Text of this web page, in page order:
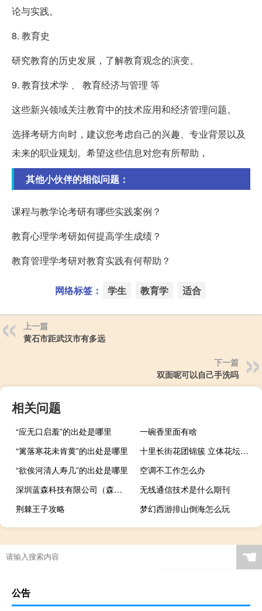
论与实践。
8. 教育史
研究教育的历史发展，了解教育观念的演变。
9. 教育技术学 、 教育经济与管理 等
这些新兴领域关注教育中的技术应用和经济管理问题。
选择考研方向时，建议您考虑自己的兴趣、专业背景以及
未来的职业规划。希望这些信息对您有所帮助，
其他小伙伴的相似问题：
课程与教学论考研有哪些实践案例？
教育心理学考研如何提高学生成绩？
教育管理学考研对教育实践有何帮助？
网络标签： 学生 教育学 适合
上一篇
黄石市距武汉市有多远
下一篇
双面呢可以自己手洗吗
相关问题
“应无口启羞”的出处是哪里
一碗香里面有啥
“篱落寒花未肯黄”的出处是哪里
十里长街花团锦簇 立体花坛各具特色 到底什么情况嘞
“欲俟河清人寿几”的出处是哪里
空调不工作怎么办
深圳蓝森科技有限公司（森蓝论坛）
无线通信技术是什么期刊
荆棘王子攻略
梦幻西游排山倒海怎么玩
☚
公告